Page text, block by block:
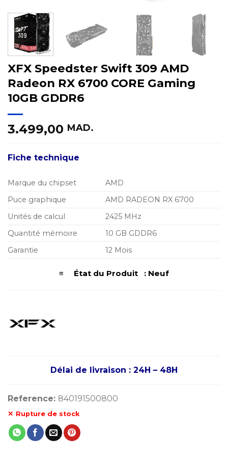
XFX Speedster Swift 309 AMD
Radeon RX 6700 CORE Gaming
10GB GDDR6
3.499,00 MAD.
Fiche technique
Marque du chipset
AMD
Puce graphique
AMD RADEON RX 6700
Unités de calcul
2425 MHz
Quantité mémoire
10 GB GDDR6
Garantie
12 Mois
≡ État du Produit : Neuf
Délai de livraison : 24H – 48H
Reference: 840191500800
Rupture de stock